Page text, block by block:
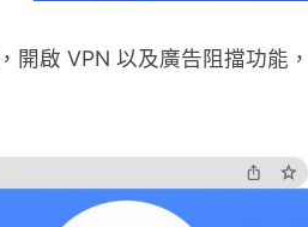
開啟 VPN 以及廣告阻擋功能